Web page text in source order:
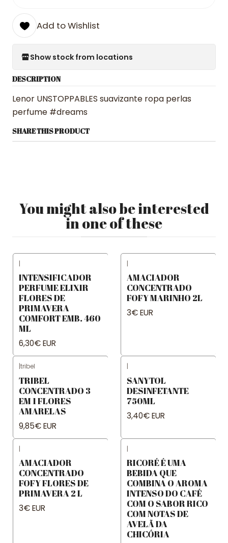
Add to Wishlist
Show stock from locations
DESCRIPTION
Lenor UNSTOPPABLES suavizante ropa perlas
perfume #dreams
SHARE THIS PRODUCT
You might also be interested
in one of these
|
INTENSIFICADOR
PERFUME ELIXIR
FLORES DE
PRIMAVERA
COMFORT EMB. 460
ML
6,30€ EUR
|
AMACIADOR
CONCENTRADO
FOFY MARINHO 2L
3€ EUR
|tribel
TRIBEL
CONCENTRADO 3
EM 1 FLORES
AMARELAS
9,85€ EUR
|
SANYTOL
DESINFETANTE
750ML
3,40€ EUR
|
AMACIADOR
CONCENTRADO
FOFY FLORES DE
PRIMAVERA 2 L
3€ EUR
|
RICORÉ É UMA
BEBIDA QUE
COMBINA O AROMA
INTENSO DO CAFÉ
COM O SABOR RICO
COM NOTAS DE
AVELÃ DA
CHICÓRIA